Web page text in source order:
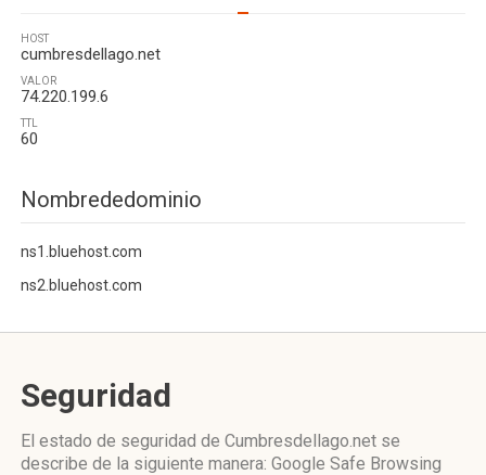
HOST
cumbresdellago.net
VALOR
74.220.199.6
TTL
60
Nombrededominio
ns1.bluehost.com
ns2.bluehost.com
Seguridad
El estado de seguridad de Cumbresdellago.net se
describe de la siguiente manera: Google Safe Browsing